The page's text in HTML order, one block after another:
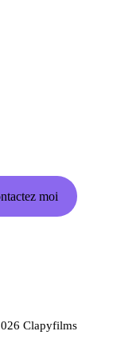
moi
Clapyfilms